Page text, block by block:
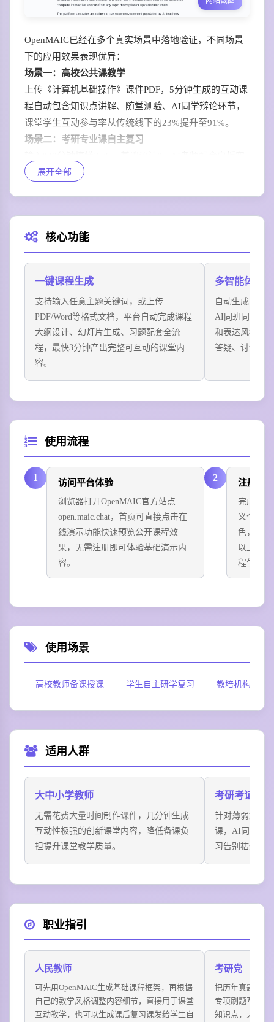
OpenMAIC已经在多个真实场景中落地验证，不同场景
下的应用效果表现优异：
场景一：高校公共课教学
上传《计算机基础操作》课件PDF，5分钟生成的互动课
程自动包含知识点讲解、随堂测验、AI同学辩论环节，
课堂学生互动参与率从传统线下的23%提升至91%。
场景二：考研专业课自主复习
时推导代码逻辑，AI同学主动抛出易错点讨论，单人学
题，完成学习即可自动生成学习报告，省去大量课件制
作和人工考核成本。
输入“儿童安全用电常识”，AI老师用趣味动画+互动问答
形式讲解低龄友好内容，孩子学习专注度比普通短视频
高出2倍。
展开全部
核心功能
一键课程生成
支持输入任意主题关键词，或上传
PDF/Word等格式文档，平台自动完成课程
大纲设计、幻灯片生成、习题配套全流
程，最快3分钟产出完整可互动的课堂内
容。
多智能体角
自动生成AI授
AI同班同学角
和表达风格，
答疑、讨论、
使用流程
1 访问平台体验
浏览器打开OpenMAIC官方站点
open.maic.chat，首页可直接点击在
线演示功能快速预览公开课程效
果，无需注册即可体验基础演示内
容。
2 注册账
完成账
义个人
色，按
以上传
程生成
使用场景
高校教师备课授课 学生自主研学复习 教培机构课程
适用人群
大中小学教师
无需花费大量时间制作课件，几分钟生成
互动性极强的创新课堂内容，降低备课负
担提升课堂教学质量。
考研考证学
针对薄弱知识
课，AI同学主
习告别枯燥孤
职业指引
人民教师
可先用OpenMAIC生成基础课程框架，再根据
自己的教学风格调整内容细节，直接用于课堂
互动教学，也可以生成课后复习课发给学生自
考研党
把历年真题、核
专项刷题互动课
知识点，大幅提